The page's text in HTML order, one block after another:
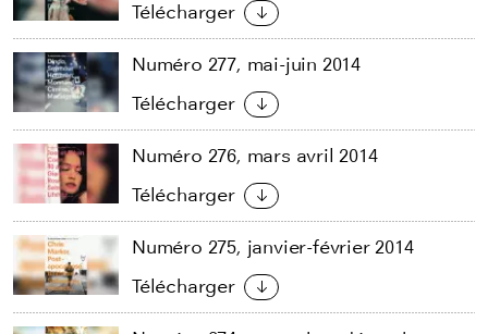
Télécharger
Numéro 277, mai-juin 2014
Télécharger
Numéro 276, mars avril 2014
Télécharger
Numéro 275, janvier-février 2014
Télécharger